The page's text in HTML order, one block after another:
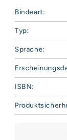
Bindeart:
Typ:
Sprache:
ISBN: